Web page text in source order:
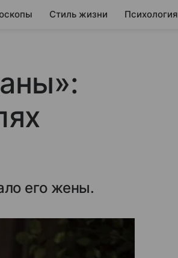
Стиль жизни Психология
его жены.